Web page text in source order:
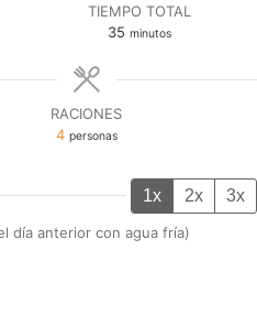
TIEMPO TOTAL
35minutos
minutos
RACIONES
4 personas
1x 2x 3x
día anterior con agua fría)